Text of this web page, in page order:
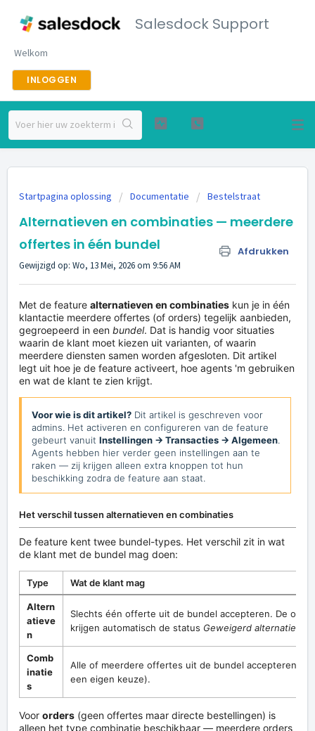
Salesdock Support
Welkom
INLOGGEN
Startpagina oplossing Documentatie Bestelstraat
Alternatieven en combinaties — meerdere
offertes in één bundel
Afdrukken
Gewijzigd op: Wo, 13 Mei, 2026 om 9:56 AM
Met de feature alternatieven en combinaties kun je in één
klantactie meerdere offertes (of orders) tegelijk aanbieden,
gegroepeerd in een bundel. Dat is handig voor situaties
waarin de klant moet kiezen uit varianten, of waarin
meerdere diensten samen worden afgesloten. Dit artikel
legt uit hoe je de feature activeert, hoe agents 'm gebruiken
en wat de klant te zien krijgt.
Voor wie is dit artikel? Dit artikel is geschreven voor
admins. Het activeren en configureren van de feature
gebeurt vanuit Instellingen → Transacties → Algemeen.
Agents hebben hier verder geen instellingen aan te
raken — zij krijgen alleen extra knoppen tot hun
beschikking zodra de feature aan staat.
Het verschil tussen alternatieven en combinaties
De feature kent twee bundel-types. Het verschil zit in wat
de klant met de bundel mag doen:
Type Wat de klant mag
Altern
atieve
n
Slechts één offerte uit de bundel accepteren. De
krijgen automatisch de status Geweigerd alternatief
Comb
inatie
s
Alle of meerdere offertes uit de bundel accepteren
een eigen keuze).
Voor orders (geen offertes maar directe bestellingen) is
alleen het type combinatie beschikbaar — meerdere orders